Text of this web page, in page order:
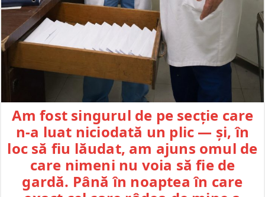
Am fost singurul de pe secție care
n-a luat niciodată un plic — și, în
loc să fiu lăudat, am ajuns omul de
care nimeni nu voia să fie de
gardă. Până în noaptea în care